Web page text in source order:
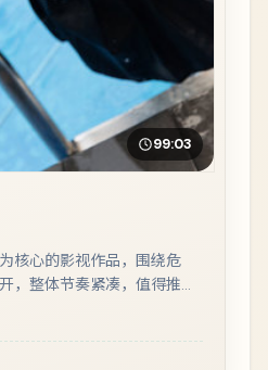
99:03
核心的影视作品，围绕危
，整体节奏紧凑，值得推荐